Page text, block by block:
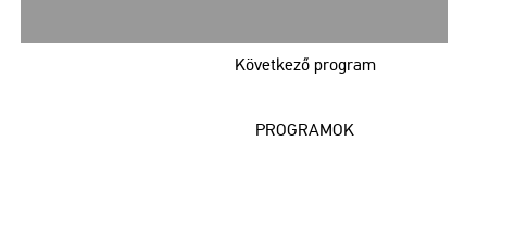
Következő program
PROGRAMOK